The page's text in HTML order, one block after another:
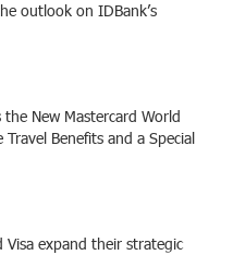
outlook on IDBank’s
New Mastercard World
Travel Benefits and a Special
Visa expand their strategic